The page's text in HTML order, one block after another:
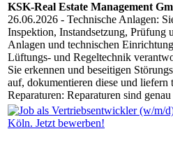
KSK-Real Estate Management
26.06.2026 - Technische Anlagen:
Inspektion, Instandsetzung, Prüfung
Anlagen und technischen
Lüftungs- und Regeltechnik
Sie erkennen und beseitigen
auf, dokumentieren diese und liefern
Reparaturen: Reparaturen sind